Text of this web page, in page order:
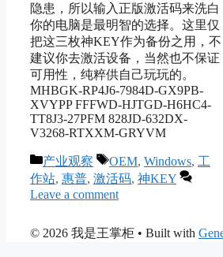
隐患，所以输入正版激活码来洗白
你的电脑是最明智的选择。这里仅
把这三枚神KEY作为备份之用，不
建议你去激活设备，当然也不保证
可用性，纯粹供自己玩玩的。
MHBGK-RP4J6-7984D-GX9PB-
XVYPP FFFWD-HJTGD-H6HC4-
TT8J3-27PFM 828JD-632DX-
V3268-RTXXM-GRYVM
Categories
产业观察 Tags
OEM, Windows, 工
作站, 惠普, 激活码, 神KEY
Leave a comment
© 2026 我是王掌柜 • Built with